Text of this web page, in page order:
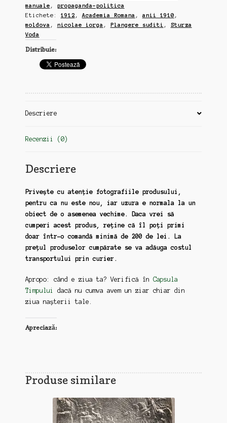
manuale , propaganda-politica
Etichete: 1912 , Academia Romana ,anii 1910 ,
moldova , nicolae iorga , Plangere suditi , Sturza
Voda
Distribuie:
Descriere
Recenzii (0)
Descriere
Privește cu atenție fotografiile produsului,
pentru ca nu este nou, iar uzura e normala la un
obiect de o asemenea vechime. Daca vrei să
cumperi acest produs, reține că îl poți primi
doar într-o comandă minimă de 200 de lei. La
prețul produselor cumpărate se va adăuga costul
transportului prin curier.
Apropo: când e ziua ta? Verifică în Capsula
Timpului
dacă nu cumva avem un ziar chiar din
ziua nașterii tale.
Apreciază:
Produse similare